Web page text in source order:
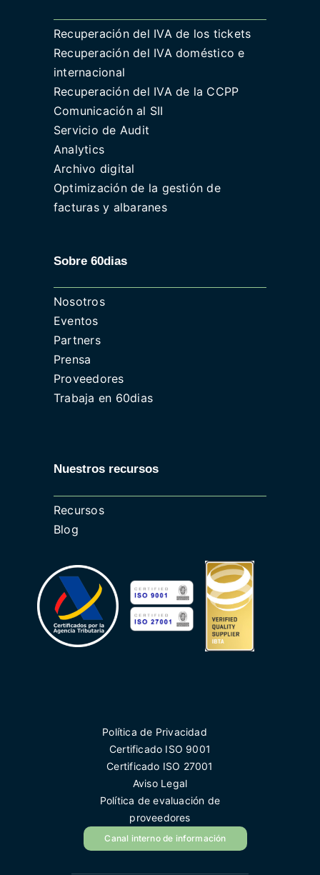
Recuperación del IVA de los tickets
Recuperación del IVA doméstico e
internacional
Recuperación del IVA de la CCPP
Comunicación al SII
Servicio de Audit
Analytics
Archivo digital
Optimización de la gestión de
facturas y albaranes
Sobre 60dias
Nosotros
Eventos
Partners
Prensa
Proveedores
Trabaja en 60dias
Nuestros recursos
Recursos
Blog
Política de Privacidad
Certificado ISO 9001
Certificado ISO 27001
Aviso Legal
Política de evaluación de
proveedores
Canal interno de información